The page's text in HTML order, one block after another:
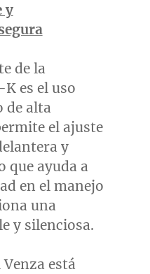
y
de la
es el uso
de alta
el ajuste
y
que ayuda a
en el manejo
una
y silenciosa.
está